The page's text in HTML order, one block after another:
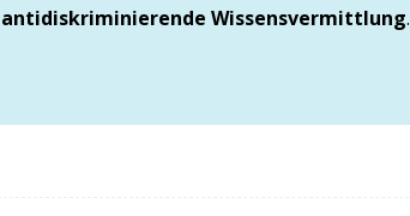
antidiskriminierende Wissensvermittlung.